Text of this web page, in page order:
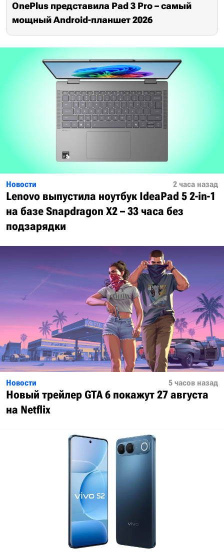
OnePlus представила Pad 3 Pro – самый
мощный Android-планшет 2026
Новости 2 часа назад
Lenovo выпустила ноутбук IdeaPad 5 2-in-1
на базе Snapdragon X2 – 33 часа без
подзарядки
Новости 5 часов назад
Новый трейлер GTA 6 покажут 27 августа
на Netflix